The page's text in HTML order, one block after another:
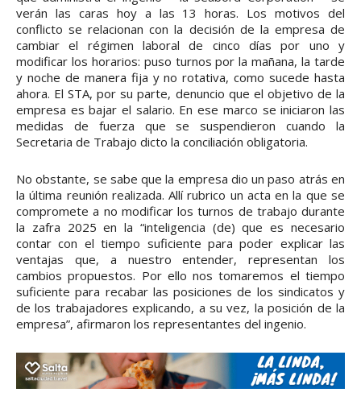
verán las caras hoy a las 13 horas. Los motivos del
conflicto se relacionan con la decisión de la empresa de
cambiar el régimen laboral de cinco días por uno y
modificar los horarios: puso turnos por la mañana, la tarde
y noche de manera fija y no rotativa, como sucede hasta
ahora. El STA, por su parte, denuncio que el objetivo de la
empresa es bajar el salario. En ese marco se iniciaron las
medidas de fuerza que se suspendieron cuando la
Secretaria de Trabajo dicto la conciliación obligatoria.
No obstante, se sabe que la empresa dio un paso atrás en
la última reunión realizada. Allí rubrico un acta en la que se
compromete a no modificar los turnos de trabajo durante
la zafra 2025 en la “inteligencia (de) que es necesario
contar con el tiempo suficiente para poder explicar las
ventajas que, a nuestro entender, representan los
cambios propuestos. Por ello nos tomaremos el tiempo
suficiente para recabar las posiciones de los sindicatos y
de los trabajadores explicando, a su vez, la posición de la
empresa”, afirmaron los representantes del ingenio.